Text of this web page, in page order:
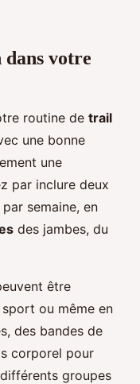
votre
routine de trail
une bonne
une
par inclure deux
par semaine, en
des jambes, du
être
ou même en
des bandes de
corporel pour
groupes